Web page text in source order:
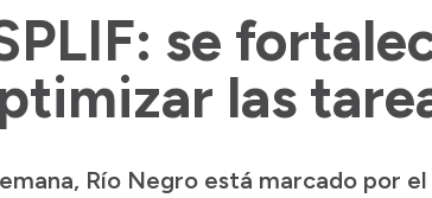
se
las
Río Negro está marcado por